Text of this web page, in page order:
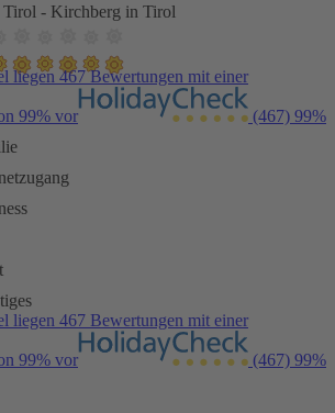
Tirol - Kirchberg in Tirol
liegen 467 Bewertungen mit einer
99% vor (467) 99%
liegen 467 Bewertungen mit einer
99% vor (467) 99%